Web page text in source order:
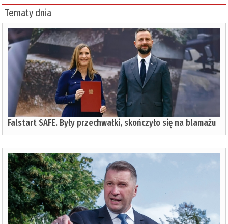
Tematy dnia
Falstart SAFE. Były przechwałki, skończyło się na blamażu